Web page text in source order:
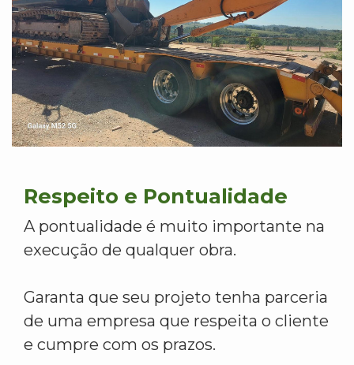
Respeito e Pontualidade
A pontualidade é muito importante na
execução de qualquer obra.
Garanta que seu projeto tenha parceria
de uma empresa que respeita o cliente
e cumpre com os prazos.